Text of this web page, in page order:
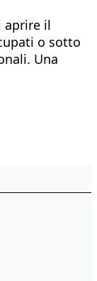
aprire il
o sotto
Una